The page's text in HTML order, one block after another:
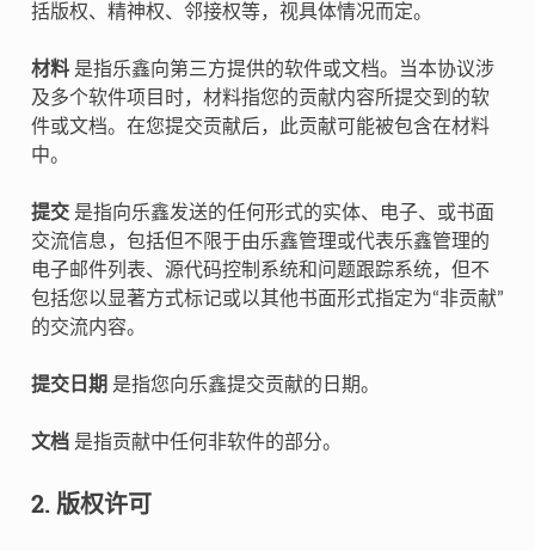
括版权、精神权、邻接权等，视具体情况而定。
材料是指乐鑫向第三方提供的软件或文档。当本协议涉
及多个软件项目时，材料指您的贡献内容所提交到的软
件或文档。在您提交贡献后，此贡献可能被包含在材料
中。
提交是指向乐鑫发送的任何形式的实体、电子、或书面
交流信息，包括但不限于由乐鑫管理或代表乐鑫管理的
电子邮件列表、源代码控制系统和问题跟踪系统，但不
包括您以显著方式标记或以其他书面形式指定为“非贡献”
的交流内容。
提交日期 是指您向乐鑫提交贡献的日期。
文档是指贡献中任何非软件的部分。
2. 版权许可